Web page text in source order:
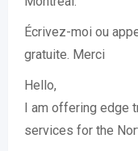
Écrivez-moi ou
gratuite. Merci
Hello,
I am offering edge
services for the